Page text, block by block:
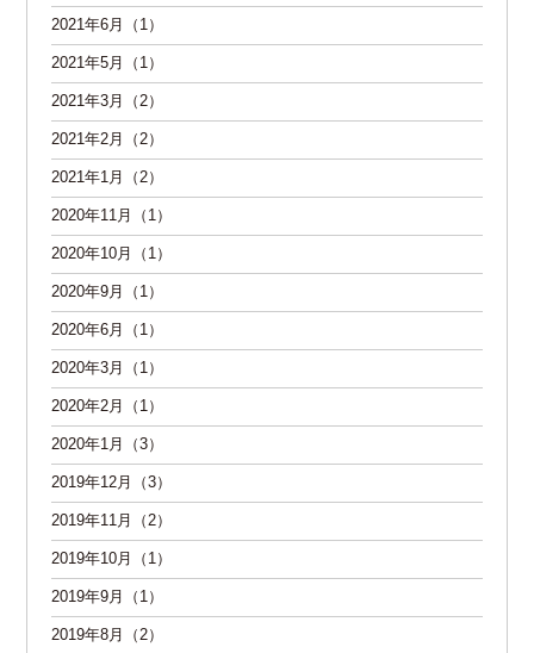
2021年6月（1）
2021年5月（1）
2021年3月（2）
2021年2月（2）
2021年1月（2）
2020年11月（1）
2020年10月（1）
2020年9月（1）
2020年6月（1）
2020年3月（1）
2020年2月（1）
2020年1月（3）
2019年12月（3）
2019年11月（2）
2019年10月（1）
2019年9月（1）
2019年8月（2）